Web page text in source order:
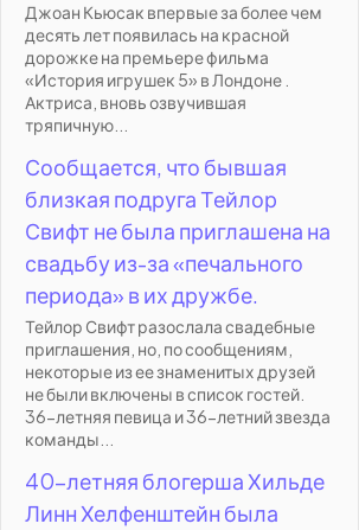
Джоан Кьюсак впервые за более чем
десять лет появилась на красной
дорожке на премьере фильма
«История игрушек 5» в Лондоне .
Актриса, вновь озвучившая
тряпичную...
Сообщается, что бывшая
близкая подруга Тейлор
Свифт не была приглашена на
свадьбу из-за «печального
периода» в их дружбе.
Тейлор Свифт разослала свадебные
приглашения, но, по сообщениям,
некоторые из ее знаменитых друзей
не были включены в список гостей.
36-летняя певица и 36-летний звезда
команды...
40-летняя блогерша Хильде
Линн Хелфенштейн была